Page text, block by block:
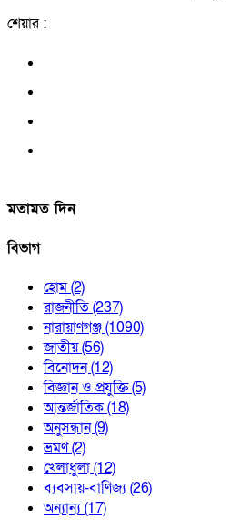
শেয়ার :
মতামত দিন
বিভাগ
হোম(2)
রাজনীতি(237)
নারায়াণগঞ্জ(1090)
জাতীয়(56)
বিনোদন(12)
বিজ্ঞান ও প্রযুক্তি(5)
আন্তর্জাতিক(18)
অনুসন্ধান(9)
ভ্রমণ(2)
খেলাধুলা(12)
ব্যবসায়-বাণিজ্য(26)
অন্যান্য(17)